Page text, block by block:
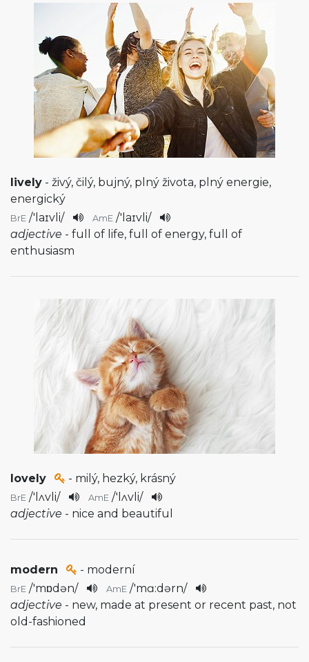
lively - živý, čilý, bujný, plný života, plný energie,
energický
BrE /'laɪvli/ AmE /'laɪvli/
adjective - full of life, full of energy, full of
enthusiasm
lovely - milý, hezký, krásný
BrE /'lʌvli/ AmE /'lʌvli/
adjective - nice and beautiful
modern - moderní
BrE /'mɒdən/ AmE /'mɑ:dərn/
adjective - new, made at present or recent past, not
old-fashioned